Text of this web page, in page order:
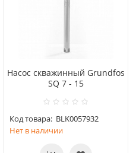
Насос скважинный Grundfos
SQ 7 - 15
Код товара: BLK0057932
Нет в наличии